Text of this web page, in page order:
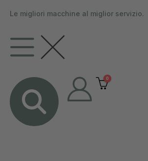
Le migliori macchine al miglior servizio.
0